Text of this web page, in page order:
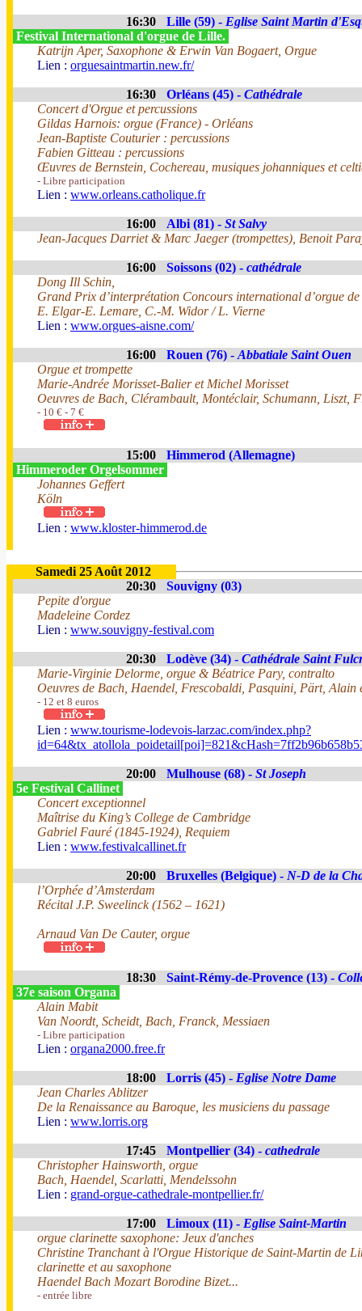
16:30 Lille (59) - Eglise Saint Martin
Festival International d'orgue de Lille.
Katrijn Aper, Saxophone & Erwin Van Bogaert, Orgue
Lien : orguesaintmartin.new.fr/
16:30 Orléans (45) - Cathédrale
Concert d'Orgue et percussions
Gildas Harnois: orgue (France) - Orléans
Jean-Baptiste Couturier : percussions
Fabien Gitteau : percussions
Œuvres de Bernstein, Cochereau, musiques johanniques et
- Libre participation
Lien : www.orleans.catholique.fr
16:00 Albi (81) - St Salvy
Jean-Jacques Darriet & Marc Jaeger (trompettes), Benoit
16:00 Soissons (02) - cathédrale
Dong Ill Schin,
Grand Prix d’interprétation Concours international d’orgue
E. Elgar-E. Lemare, C.-M. Widor / L. Vierne
Lien : www.orgues-aisne.com/
16:00 Rouen (76) - Abbatiale Saint Ouen
Orgue et trompette
Marie-Andrée Morisset-Balier et Michel Morisset
Oeuvres de Bach, Clérambault, Montéclair, Schumann, Liszt,
- 10 € - 7 €
15:00
Himmerod (Allemagne)
Himmeroder Orgelsommer
Johannes Geffert
Köln
Lien : www.kloster-himmerod.de
Samedi 25 Août 2012
20:30
Souvigny (03)
Pepite d'orgue
Madeleine Cordez
Lien : www.souvigny-festival.com
20:30 Lodève (34) - Cathédrale Saint
Marie-Virginie Delorme, orgue & Béatrice Pary, contralto
Oeuvres de Bach, Haendel, Frescobaldi, Pasquini, Pärt, Alain
- 12 et 8 euros
Lien : www.tourisme-lodevois-larzac.com/index.php?
20:00 Mulhouse (68) - St Joseph
5e Festival Callinet
Concert exceptionnel
Maîtrise du King’s College de Cambridge
Gabriel Fauré (1845-1924), Requiem
Lien : www.festivalcallinet.fr
20:00 Bruxelles (Belgique) - N-D de la
l’Orphée d’Amsterdam
Récital J.P. Sweelinck (1562 – 1621)
Arnaud Van De Cauter, orgue
18:30 Saint-Rémy-de-Provence (13) -
37e saison Organa
Alain Mabit
Van Noordt, Scheidt, Bach, Franck, Messiaen
- Libre participation
Lien : organa2000.free.fr
18:00 Lorris (45) - Eglise Notre Dame
Jean Charles Ablitzer
De la Renaissance au Baroque, les musiciens du passage
Lien : www.lorris.org
17:45 Montpellier (34) - cathedrale
Christopher Hainsworth, orgue
Bach, Haendel, Scarlatti, Mendelssohn
Lien : grand-orgue-cathedrale-montpellier.fr/
17:00 Limoux (11) - Eglise Saint-Martin
orgue clarinette saxophone: Jeux d'anches
Christine Tranchant à l'Orgue Historique de Saint-Martin de
clarinette et au saxophone
Haendel Bach Mozart Borodine Bizet...
- entrée libre